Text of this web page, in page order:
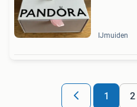
IJmuiden
1 2